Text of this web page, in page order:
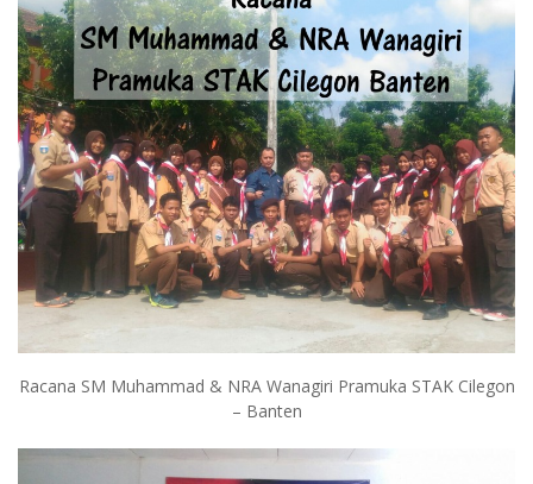
Racana SM Muhammad & NRA Wanagiri Pramuka STAK Cilegon
– Banten